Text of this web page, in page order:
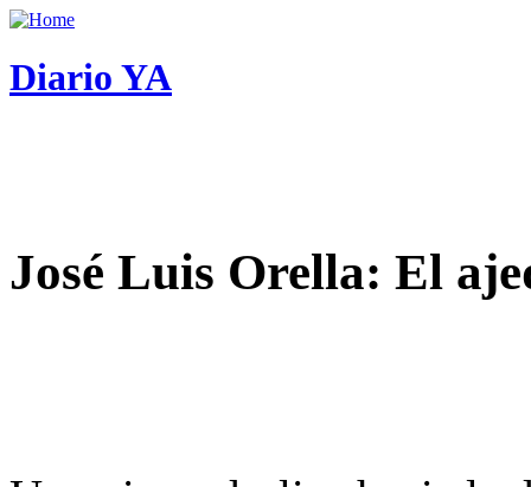
Diario YA
José Luis Orella: El